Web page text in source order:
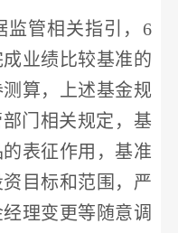
管相关指引， 6
业绩比较基准的
测算，上述基金规
门相关规定，基
表征作用，基准
目标和范围，严
理变更等随意调